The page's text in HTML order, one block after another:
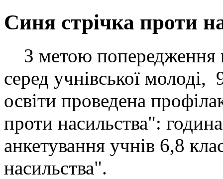
Синя стрічка проти
З метою попередження
серед учнівської молоді,
освіти проведена
проти насильства":
анкетування учнів 6,8
насильства".